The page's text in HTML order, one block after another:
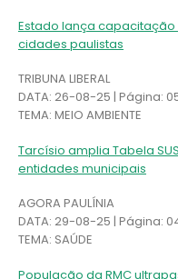
Estado lança
cidades paulistas
TRIBUNA LIBERAL
DATA: 26-08-25 | Página:
TEMA: MEIO AMBIENTE
Tarcísio amplia Tabela
entidades municipais
AGORA PAULÍNIA
DATA: 29-08-25 | Página:
TEMA: SAÚDE
População da RMC